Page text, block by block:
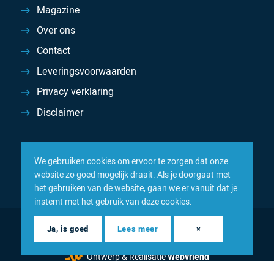
Magazine
Over ons
Contact
Leveringsvoorwaarden
Privacy verklaring
Disclaimer
© 2026 Inacom — Sterk in spareparts, consumables en
componenten
Ontwerp & RealisatieWebvriend
We gebruiken cookies om ervoor te zorgen dat onze
website zo goed mogelijk draait. Als je doorgaat met
het gebruiken van de website, gaan we er vanuit dat je
instemt met het gebruik van deze cookies.
Ja, is goed Lees meer ×